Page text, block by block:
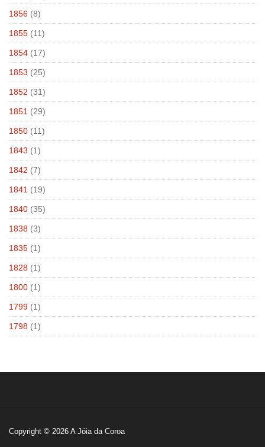
1856 (8)
1855 (11)
1854 (17)
1853 (25)
1852 (31)
1851 (29)
1850 (11)
1843 (1)
1842 (7)
1841 (19)
1840 (35)
1838 (3)
1835 (1)
1828 (1)
1800 (1)
1799 (1)
1798 (1)
Copyright © 2026 A Jóia da Coroa